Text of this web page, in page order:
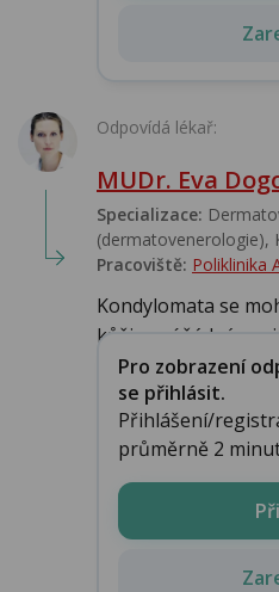
Odpovídá lékař:
MUDr. Eva
Specializace:
(dermatovenerologie),
Pracoviště: Poliklinika
Kondylomata se
kůži není žádný
Pro zobrazení
se přihlásit.
Přihlášení/
průměrně 2